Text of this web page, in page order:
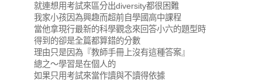
就連想用考試來區分出diversity都很困難
我家小孩因為興趣而超前自學國高中課程
當他拿現行最新的科學觀念來回答小六的題型時
得到的卻是全篇都算錯的分數
理由只是因為『教師手冊上沒有這種答案』
總之～學習是在個人的
如果只用考試來當作讀與不讀得依據